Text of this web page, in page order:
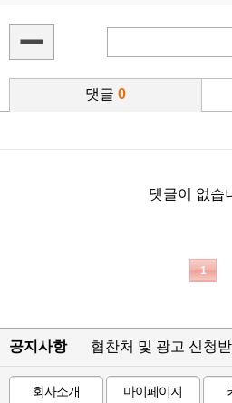
댓글 0
댓글이 없습
1
공지사항 협찬처 및 광고 신청
회사소개 마이페이지